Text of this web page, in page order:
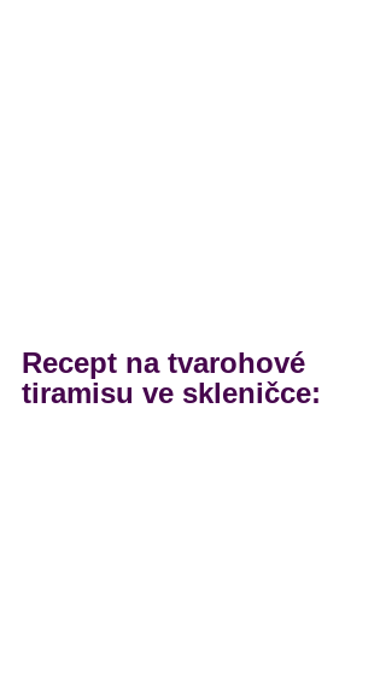
Recept na tvarohové
tiramisu ve skleničce: